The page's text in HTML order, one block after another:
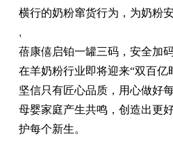
横行的奶粉窜货行为，为奶粉
,
蓓康僖启铂一罐三码，安全加
在羊奶粉行业即将迎来“双百亿
坚信只有匠心品质，用心做好
母婴家庭产生共鸣，创造出更
护每个新生。